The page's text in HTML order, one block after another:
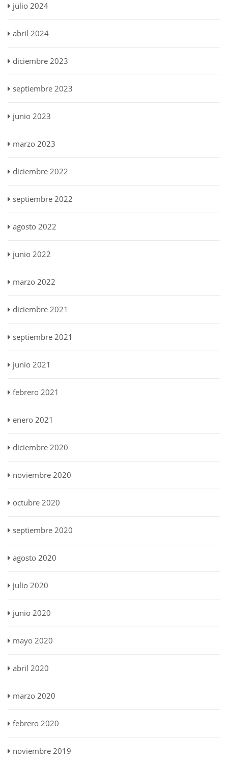
julio 2024
abril 2024
diciembre 2023
septiembre 2023
junio 2023
marzo 2023
diciembre 2022
septiembre 2022
agosto 2022
junio 2022
marzo 2022
diciembre 2021
septiembre 2021
junio 2021
febrero 2021
enero 2021
diciembre 2020
noviembre 2020
octubre 2020
septiembre 2020
agosto 2020
julio 2020
junio 2020
mayo 2020
abril 2020
marzo 2020
febrero 2020
noviembre 2019